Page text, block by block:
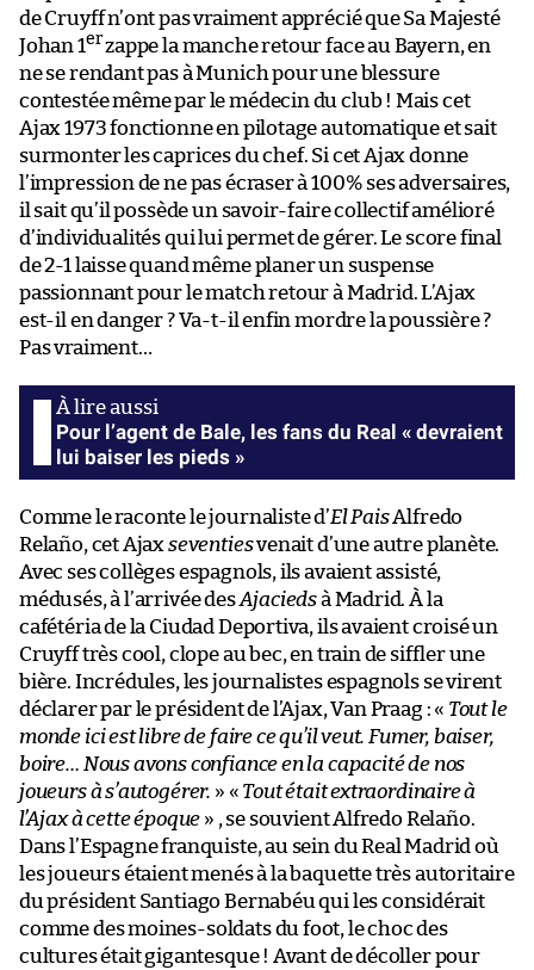
de Cruyff n’ont pas vraiment apprécié que Sa Majesté
Johan 1erzappe la manche retour face au Bayern, en
ne se rendant pas à Munich pour une blessure
contestée même par le médecin du club ! Mais cet
Ajax 1973 fonctionne en pilotage automatique et sait
surmonter les caprices du chef. Si cet Ajax donne
l’impression de ne pas écraser à 100% ses adversaires,
il sait qu’il possède un savoir-faire collectif amélioré
d’individualités qui lui permet de gérer. Le score final
de 2-1 laisse quand même planer un suspense
passionnant pour le match retour à Madrid. L’Ajax
est-il en danger ? Va-t-il enfin mordre la poussière ?
Pas vraiment…
Pour l’agent de Bale, les fans du Real « devraient
lui baiser les pieds »
Comme le raconte le journaliste d’El PaisAlfredo
Relaño, cet Ajaxseventiesvenait d’une autre planète.
Avec ses collèges espagnols, ils avaient assisté,
médusés, à l’arrivée desAjaciedsà Madrid. À la
cafétéria de la Ciudad Deportiva, ils avaient croisé un
Cruyff très cool, clope au bec, en train de siffler une
bière. Incrédules, les journalistes espagnols se virent
déclarer par le président de l’Ajax, Van Praag : « Tout le
monde ici est libre de faire ce qu’il veut. Fumer, baiser,
boire… Nous avons confiance en la capacité de nos
joueurs à s’autogérer. » « Tout était extraordinaire à
l’Ajax à cette époque » , se souvient Alfredo Relaño.
Dans l’Espagne franquiste, au sein du Real Madrid où
les joueurs étaient menés à la baquette très autoritaire
du président Santiago Bernabéu qui les considérait
comme des moines-soldats du foot, le choc des
cultures était gigantesque ! Avant de décoller pour